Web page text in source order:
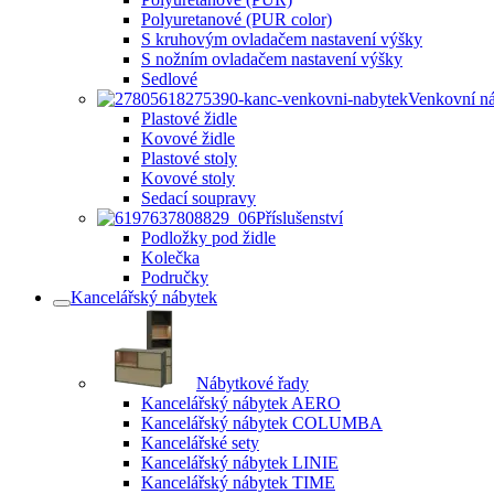
Polyuretanové (PUR color)
S kruhovým ovladačem nastavení výšky
S nožním ovladačem nastavení výšky
Sedlové
Venkovní
Plastové židle
Kovové židle
Plastové stoly
Kovové stoly
Sedací soupravy
Příslušenství
Podložky pod židle
Kolečka
Područky
Kancelářský nábytek
Nábytkové řady
Kancelářský nábytek AERO
Kancelářský nábytek COLUMBA
Kancelářské sety
Kancelářský nábytek LINIE
Kancelářský nábytek TIME